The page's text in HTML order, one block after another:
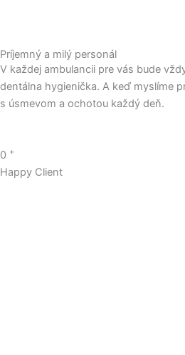
Príjemný a milý personál
V každej ambulancii pre vás bude
dentálna hygienička. A keď myslíme
s úsmevom a ochotou každý deň.
0 +
Happy Client